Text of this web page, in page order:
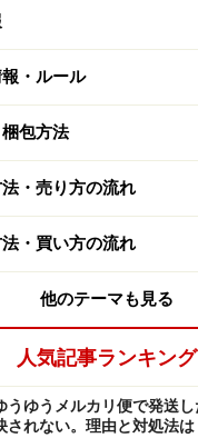
気や需要がある商品な
を下げても売れにく
売れない理由……
値段が高いとまず売れ
れないことがありま
す。理由は、偽物だと
で買うと5万円するもの
多くのユーザーは偽
きい中古ならばわか
・ルール
包方法
・売り方の流れ
・買い方の流れ
他のテーマも見る
人気記事ランキング
うゆうメルカリ便で発送
されない。理由と対処法は